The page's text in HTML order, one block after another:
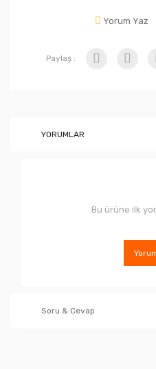
Yorum Yaz
Paylaş :
YORUMLAR
Bu ürüne ilk
Soru & Cevap